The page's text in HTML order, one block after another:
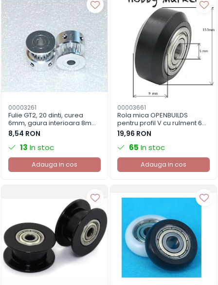
00003261
Fulie GT2, 20 dinti, curea
6mm, gaura interioara 8mm,
aluminiu imprimanta 3D
8,54 RON
13 In stoc
Adauga in cos
00003661
Rola mica OPENBUILDS
pentru profil V cu rulment 625
(set 4 buc.)
19,96 RON
65 In stoc
Adauga in cos